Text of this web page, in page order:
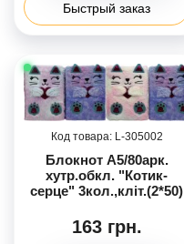
Быстрый заказ
305002
Блокнот А5/80арк.
хутр.обкл. "Котик-
серце" 3кол.,кліт.(2*50)
163 грн.